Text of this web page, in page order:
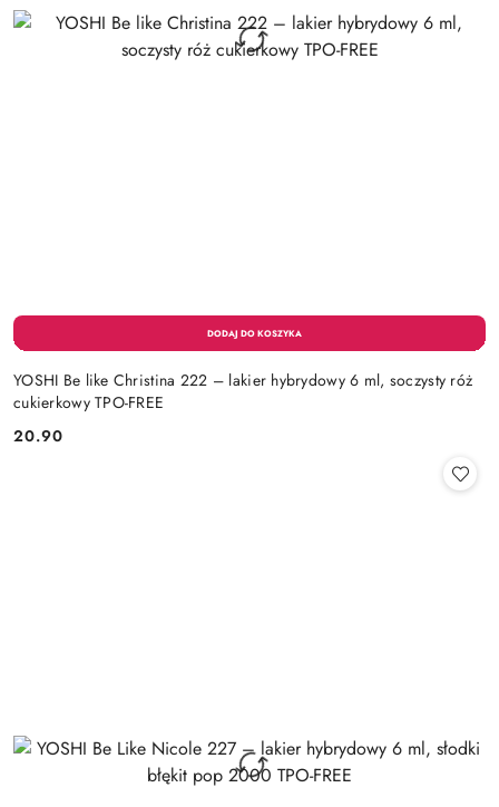
YOSHI Be like Christina 222 – lakier hybrydowy 6 ml, soczysty róż
cukierkowy TPO-FREE
Cena:
20.90